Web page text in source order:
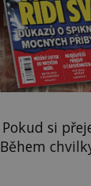
Pokud si
Během